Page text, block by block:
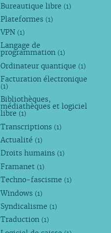
Bureautique libre (1)
Plateformes (1)
VPN (1)
Langage de
programmation (1)
Ordinateur quantique (1)
Facturation électronique
(1)
Bibliothèques,
médiathèques et logiciel
libre (1)
Transcriptions (1)
Actualité (1)
Droits humains (1)
Framanet (1)
Techno-fascisme (1)
Windows (1)
Syndicalisme (1)
Traduction (1)